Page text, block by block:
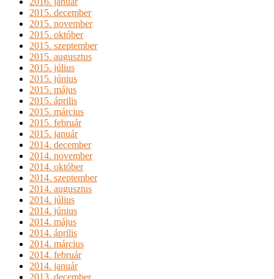
2015. december
2015. november
2015. október
2015. szeptember
2015. augusztus
2015. július
2015. június
2015. május
2015. április
2015. március
2015. február
2015. január
2014. december
2014. november
2014. október
2014. szeptember
2014. augusztus
2014. július
2014. június
2014. május
2014. április
2014. március
2014. február
2014. január
2013. december